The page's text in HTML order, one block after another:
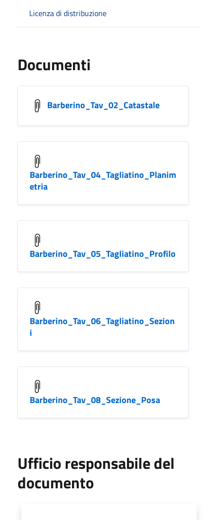
Licenza di distribuzione
Documenti
Barberino_Tav_02_Catastale
Barberino_Tav_04_Tagliatino_Planim
etria
Barberino_Tav_05_Tagliatino_Profilo
Barberino_Tav_06_Tagliatino_Sezion
i
Barberino_Tav_08_Sezione_Posa
Ufficio responsabile del
documento